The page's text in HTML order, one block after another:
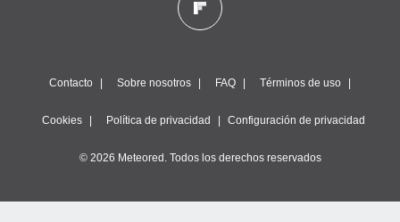
Contacto Sobre nosotros FAQ Términos de uso
Cookies Política de privacidad Configuración de privacidad
© 2026 Meteored. Todos los derechos reservados